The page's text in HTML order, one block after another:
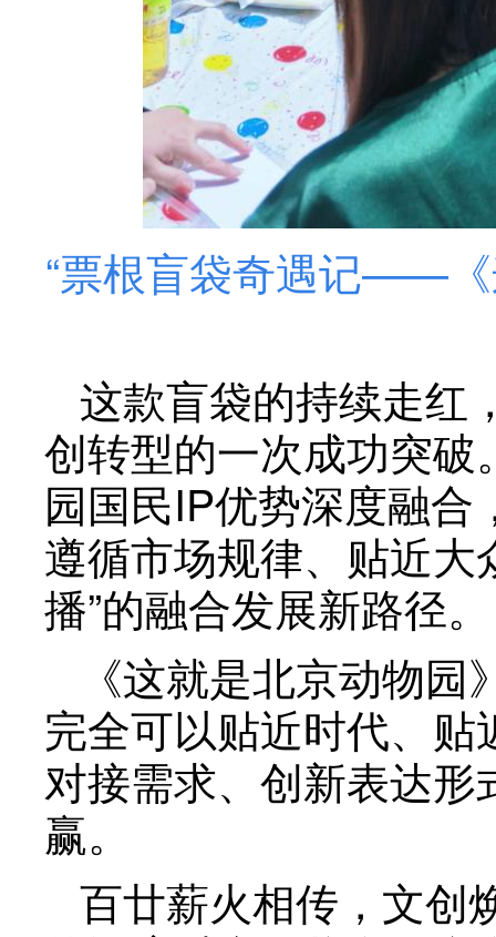
“票根盲袋奇遇记——《
这款盲袋的持续走红
创转型的一次成功突
园国民IP优势深度融
遵循市场规律、贴近大
播”的融合发展新路径。
《这就是北京动物
完全可以贴近时代、
对接需求、创新表达
赢。
百廿薪火相传，文创